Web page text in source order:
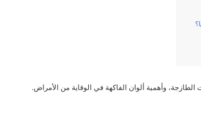
وأهمية ألوان الفاكهة في الوقاية من الأمراض.